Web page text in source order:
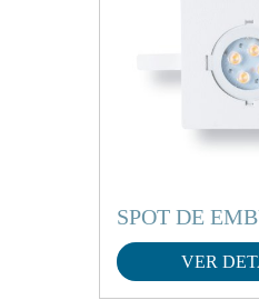
SPOT DE
VER